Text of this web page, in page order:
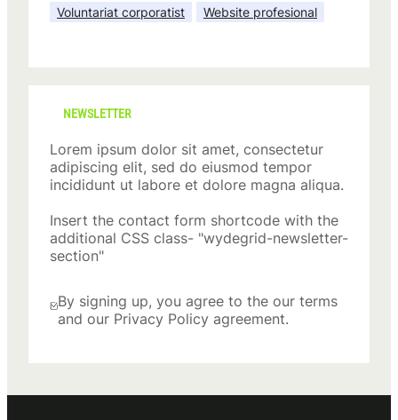
Voluntariat corporatist
Website profesional
NEWSLETTER
Lorem ipsum dolor sit amet, consectetur
adipiscing elit, sed do eiusmod tempor
incididunt ut labore et dolore magna aliqua.
Insert the contact form shortcode with the
additional CSS class- "wydegrid-newsletter-
section"
By signing up, you agree to the our terms
and our Privacy Policy agreement.